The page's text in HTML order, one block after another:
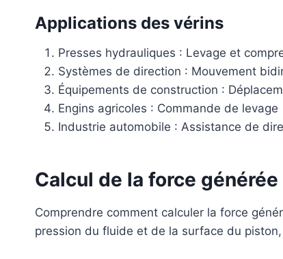
Applications des vérins
Presses hydrauliques : Levage et
Systèmes de direction : Mouvement
Équipements de construction :
Engins agricoles : Commande de levage
Industrie automobile : Assistance de
Calcul de la force
Comprendre comment calculer la force
pression du fluide et de la surface du